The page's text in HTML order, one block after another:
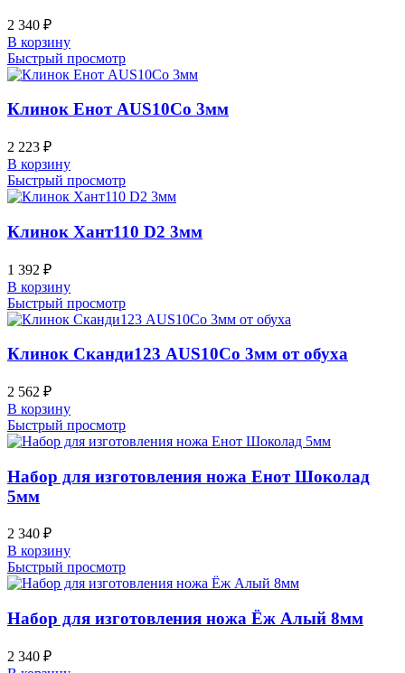
2 340 ₽
В корзину
Быстрый просмотр
Клинок Енот AUS10Co 3мм
2 223 ₽
В корзину
Быстрый просмотр
Клинок Хант110 D2 3мм
1 392 ₽
В корзину
Быстрый просмотр
Клинок Сканди123 AUS10Co 3мм от обуха
2 562 ₽
В корзину
Быстрый просмотр
Набор для изготовления ножа Енот Шоколад
5мм
2 340 ₽
В корзину
Быстрый просмотр
Набор для изготовления ножа Ёж Алый 8мм
2 340 ₽